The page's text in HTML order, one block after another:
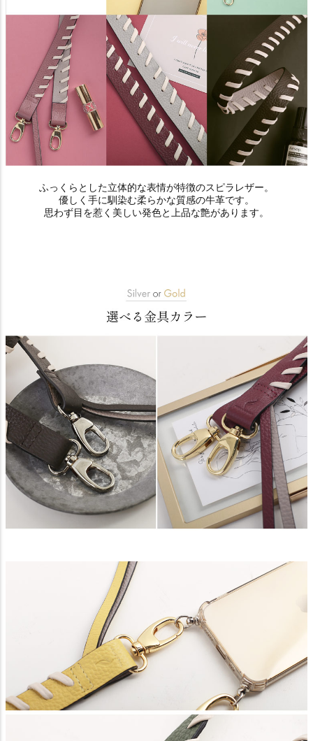
ふっくらとした立体的な表情が特徴のスピラレザー。
優しく手に馴染む柔らかな質感の牛革です。
思わず目を惹く美しい発色と上品な艶があります。